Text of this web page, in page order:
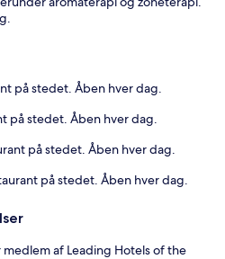
på stedet. Åben hver dag.
på stedet. Åben hver dag.
på stedet. Åben hver dag.
på stedet. Åben hver dag.
af Leading Hotels of the